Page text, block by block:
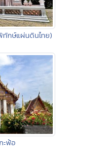
ทักษ์แผ่นดินไทย)
ะพ้อ